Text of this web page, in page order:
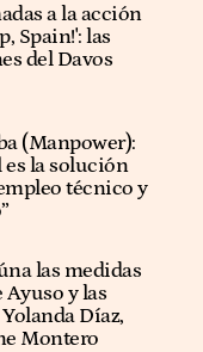
a la acción
Spain!': las
del Davos
(Manpower):
es la solución
técnico y
las medidas
Ayuso y las
Díaz,
Montero